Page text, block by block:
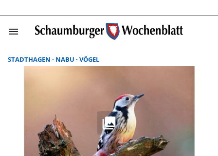
menu
STADTHAGEN NABU VÖGEL